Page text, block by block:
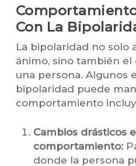
Con La
La bipolaridad no solo
ánimo, sino también
una persona. Algunos
bipolaridad puede
comportamiento
Cambios drásticos
comportamiento:
donde la persona